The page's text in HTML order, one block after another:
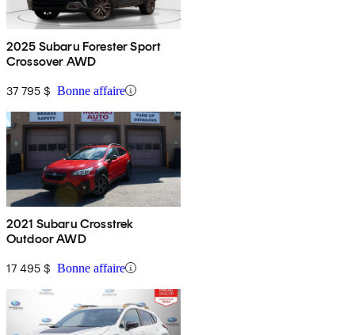
2025 Subaru Forester Sport
Crossover AWD
37 795 $ Bonne affaire
2021 Subaru Crosstrek
Outdoor AWD
17 495 $ Bonne affaire